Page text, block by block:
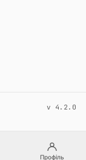
v 4.2.0
Профіль